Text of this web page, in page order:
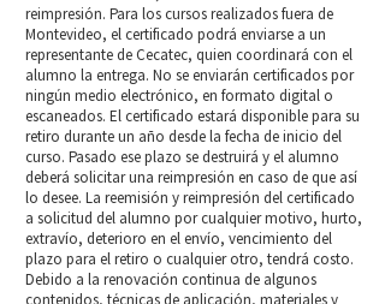
reimpresión. Para los cursos realizados fuera de
Montevideo, el certificado podrá enviarse a un
representante de Cecatec, quien coordinará con el
alumno la entrega. No se enviarán certificados por
ningún medio electrónico, en formato digital o
escaneados. El certificado estará disponible para su
retiro durante un año desde la fecha de inicio del
curso. Pasado ese plazo se destruirá y el alumno
deberá solicitar una reimpresión en caso de que así
lo desee. La reemisión y reimpresión del certificado
a solicitud del alumno por cualquier motivo, hurto,
extravío, deterioro en el envío, vencimiento del
plazo para el retiro o cualquier otro, tendrá costo.
Debido a la renovación continua de algunos
contenidos, técnicas de aplicación, materiales y